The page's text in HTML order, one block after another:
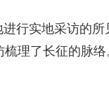
行实地采访的
理了长征的脉